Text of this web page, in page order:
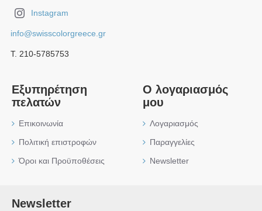
Instagram
info@swisscolorgreece.gr
Τ. 210-5785753
Εξυπηρέτηση
πελατών
Επικοινωνία
Πολιτική επιστροφών
Όροι και Προϋποθέσεις
Ο λογαριασμός
μου
Λογαριασμός
Παραγγελίες
Newsletter
Newsletter